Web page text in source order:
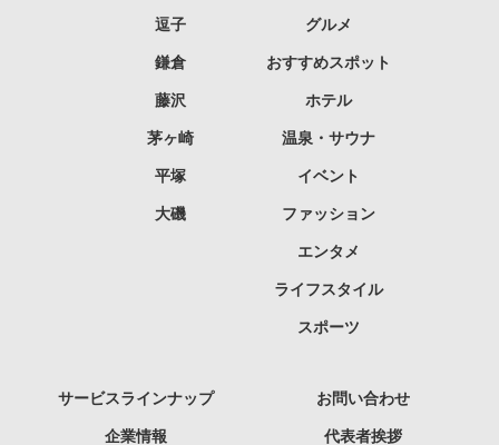
逗子
鎌倉
藤沢
茅ヶ崎
平塚
大磯
グルメ
おすすめスポット
ホテル
温泉・サウナ
イベント
ファッション
エンタメ
ライフスタイル
スポーツ
サービスラインナップ お問い合わせ
企業情報 代表者挨拶